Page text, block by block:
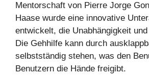
Mentorschaft von Pierre Jorge
Haase wurde eine innovative
entwickelt, die Unabhängigkeit
Die Gehhilfe kann durch
selbstständig stehen, was den
Benutzern die Hände freigibt.